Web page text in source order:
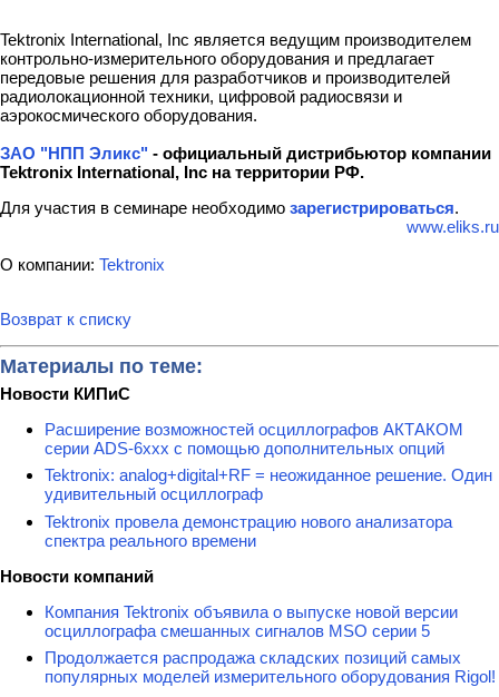
Tektronix International, Inc является ведущим производителем
контрольно-измерительного оборудования и предлагает
передовые решения для разработчиков и производителей
радиолокационной техники, цифровой радиосвязи и
аэрокосмического оборудования.
ЗАО "НПП Эликс" - официальный дистрибьютор компании
Tektronix International, Inc на территории РФ.
Для участия в семинаре необходимо зарегистрироваться.
www.eliks.ru
О компании: Tektronix
Возврат к списку
Материалы по теме:
Новости КИПиС
Расширение возможностей осциллографов АКТАКОМ
серии ADS-6ххх с помощью дополнительных опций
Tektronix: analog+digital+RF = неожиданное решение. Один
удивительный осциллограф
Tektronix провела демонстрацию нового анализатора
спектра реального времени
Новости компаний
Компания Tektronix объявила о выпуске новой версии
осциллографа смешанных сигналов MSO серии 5
Продолжается распродажа складских позиций самых
популярных моделей измерительного оборудования Rigol!